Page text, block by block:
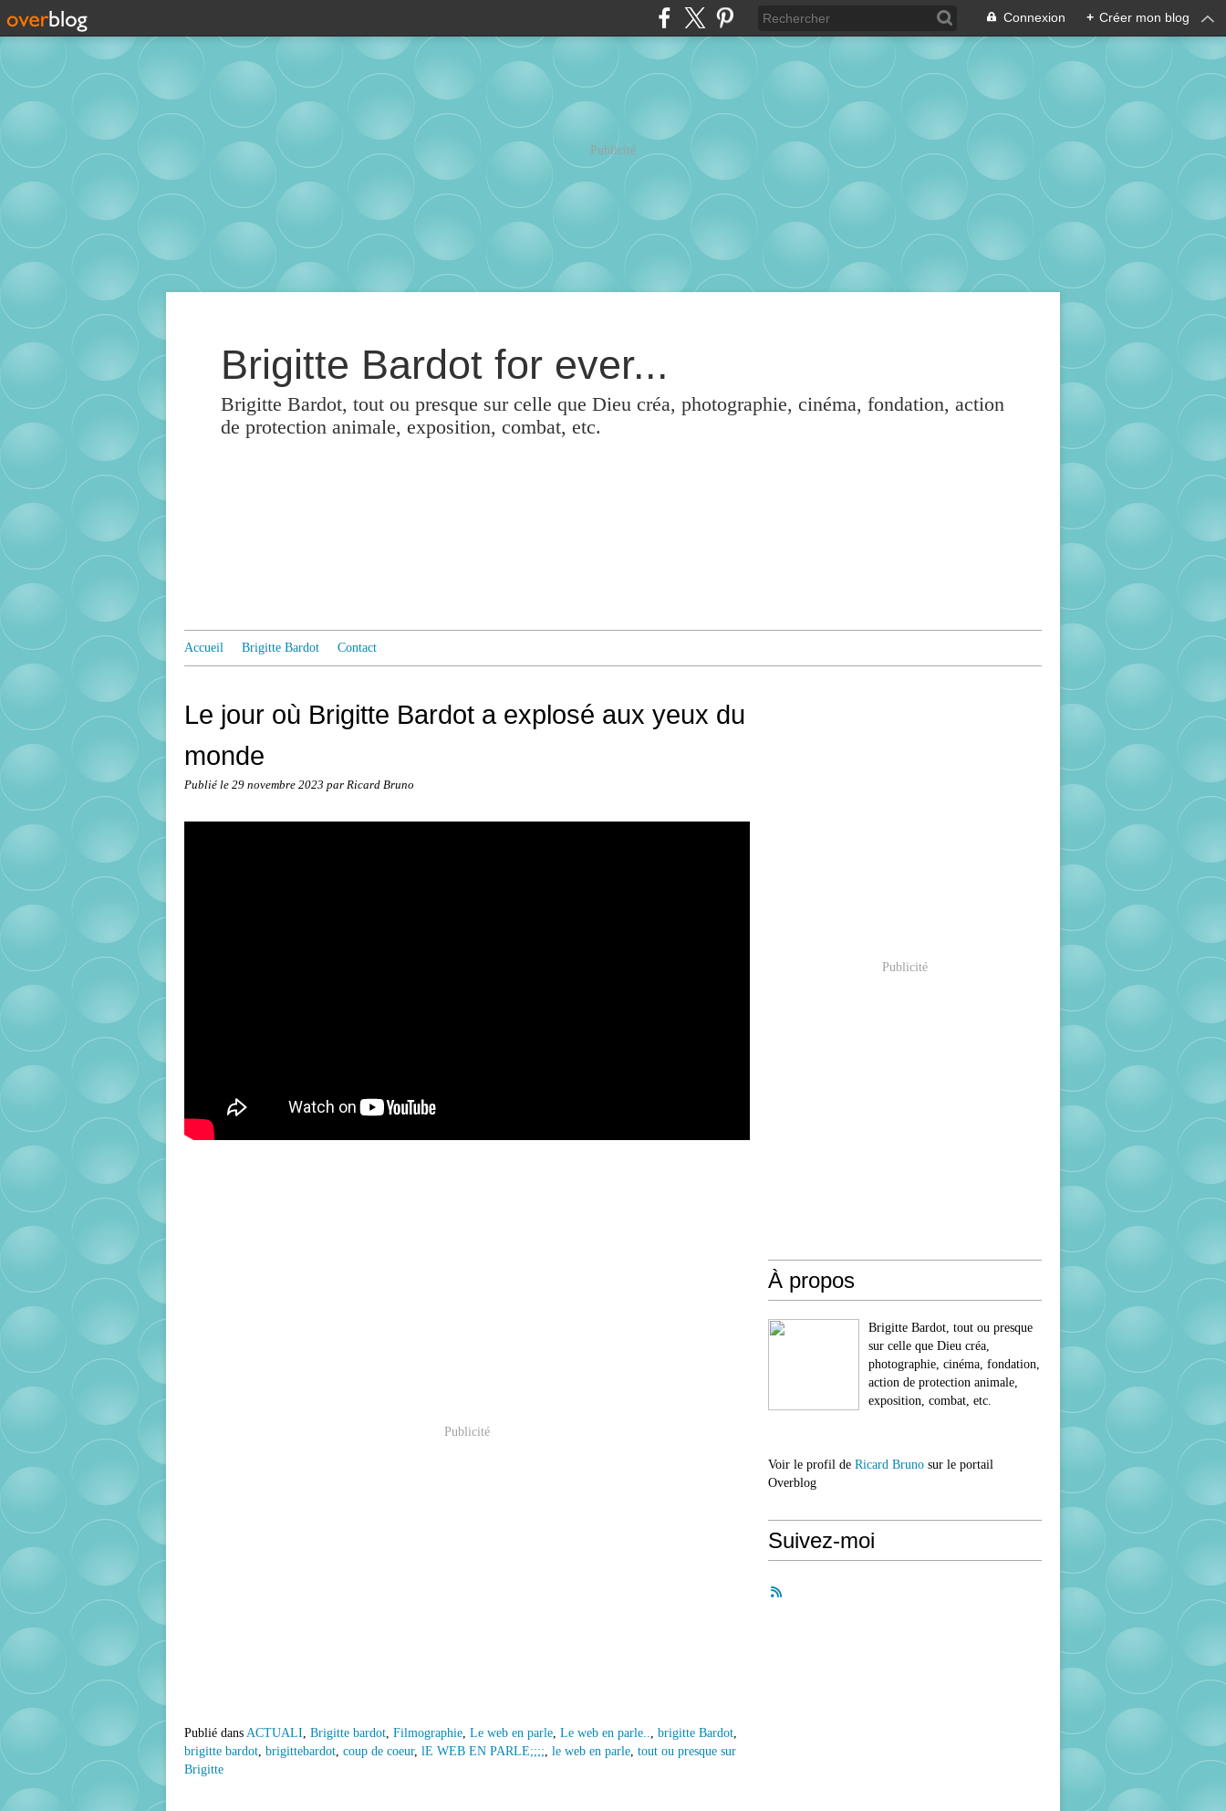
Connexion + Créer mon blog
Publicité
Brigitte Bardot for ever...
Brigitte Bardot, tout ou presque sur celle que Dieu créa, photographie, cinéma, fondation, action
de protection animale, exposition, combat, etc.
Accueil Brigitte Bardot Contact
Le jour où Brigitte Bardot a explosé aux yeux du
monde
Publié le 29 novembre 2023 par Ricard Bruno
Publicité
Publié dans ACTUALI Brigitte bardot Filmographie Le web en parle Le web en parle.. brigitte Bardot
brigitte bardot brigittebardot coup de coeur, lE WEB EN PARLE;;;; le web en parle tout ou presque sur
Brigitte
Publicité
À propos
Brigitte Bardot, tout ou presque
sur celle que Dieu créa,
photographie, cinéma, fondation,
action de protection animale,
exposition, combat, etc.
Voir le profil de Ricard Bruno sur le portail
Overblog
Suivez-moi